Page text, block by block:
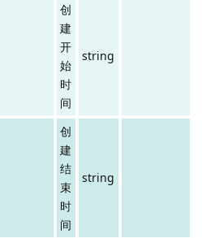
创
建
开
始
时
间
string
创
建
结
束
时
间
string